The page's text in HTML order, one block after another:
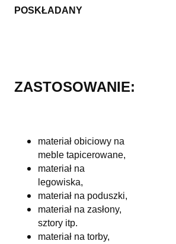
POSKŁADANY
ZASTOSOWANIE:
materiał obiciowy na
meble tapicerowane,
materiał na
legowiska,
materiał na poduszki,
materiał na zasłony,
sztory itp.
materiał na torby,